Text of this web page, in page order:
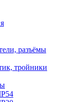
разъёмы
тройники